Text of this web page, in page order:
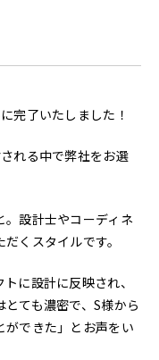
完了いたしました！
れる中で弊社をお選
設計士やコーディネ
くスタイルです。
に設計に反映され、
ても濃密で、S様から
ができた」とお声をい